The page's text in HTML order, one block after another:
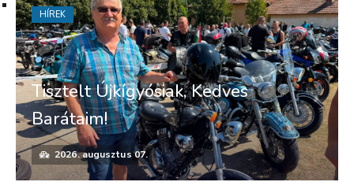
Tisztelt Újkígyósiak, Kedves
Barátaim!
2026. augusztus 07.
HÍREK